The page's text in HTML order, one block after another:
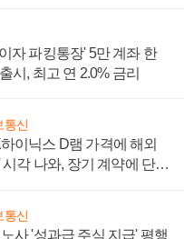
자 파킹통장' 5만 계좌 한
시, 최고 연 2.0% 금리
통신
이닉스 D램 가격에 해외
각 나와, 장기 계약에 단점
통신
사 '성과급 주식 지급' 평행